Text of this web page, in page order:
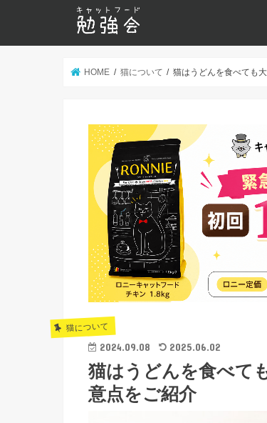
HOME 猫について 猫はうどんを食べても
猫について
2024.09.08 2025.06.02
猫はうどんを食べて
意点をご紹介